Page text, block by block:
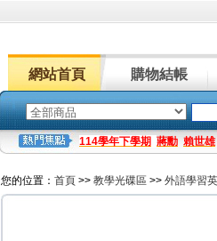
網站首頁 購物結帳
114學年下學期 蔣勳 賴世雄
您的位置： 首頁 >> 教學光碟區 >> 外語學習